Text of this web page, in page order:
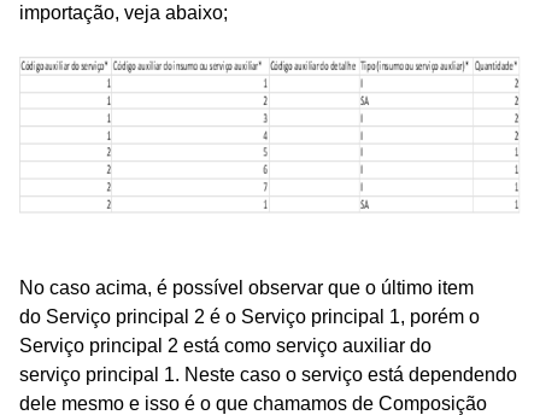
importação, veja abaixo;
No caso acima, é possível observar que o último item
do Serviço principal 2 é o Serviço principal 1, porém o
Serviço principal 2 está como serviço auxiliar do
serviço principal 1. Neste caso o serviço está dependendo
dele mesmo e isso é o que chamamos de Composição